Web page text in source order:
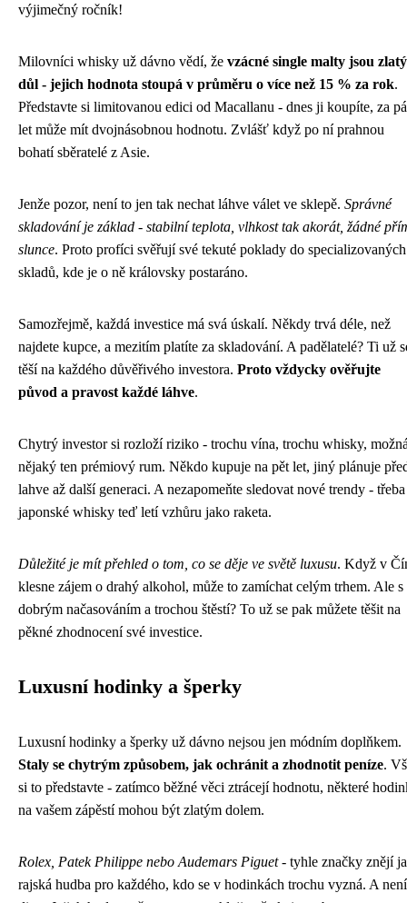
výjimečný ročník!
Milovníci whisky už dávno vědí, že vzácné single malty jsou zlatý
důl - jejich hodnota stoupá v průměru o více než 15 % za rok.
Představte si limitovanou edici od Macallanu - dnes ji koupíte, za
let může mít dvojnásobnou hodnotu. Zvlášť když po ní prahnou
bohatí sběratelé z Asie.
Jenže pozor, není to jen tak nechat láhve válet ve sklepě. Správné
skladování je základ - stabilní teplota, vlhkost tak akorát, žádné
slunce. Proto profíci svěřují své tekuté poklady do specializovaných
skladů, kde je o ně královsky postaráno.
Samozřejmě, každá investice má svá úskalí. Někdy trvá déle, než
najdete kupce, a mezitím platíte za skladování. A padělatelé? Ti už
těší na každého důvěřivého investora. Proto vždycky ověřujte
původ a pravost každé láhve.
Chytrý investor si rozloží riziko - trochu vína, trochu whisky,
nějaký ten prémiový rum. Někdo kupuje na pět let, jiný plánuje
lahve až další generaci. A nezapomeňte sledovat nové trendy - třeba
japonské whisky teď letí vzhůru jako raketa.
Důležité je mít přehled o tom, co se děje ve světě luxusu. Když v
klesne zájem o drahý alkohol, může to zamíchat celým trhem. Ale s
dobrým načasováním a trochou štěstí? To už se pak můžete těšit na
pěkné zhodnocení své investice.
Luxusní hodinky a šperky
Luxusní hodinky a šperky už dávno nejsou jen módním doplňkem.
Staly se chytrým způsobem, jak ochránit a zhodnotit peníze.
si to představte - zatímco běžné věci ztrácejí hodnotu, některé
na vašem zápěstí mohou být zlatým dolem.
Rolex, Patek Philippe nebo Audemars Piguet- tyhle značky znějí
rajská hudba pro každého, kdo se v hodinkách trochu vyzná. A není